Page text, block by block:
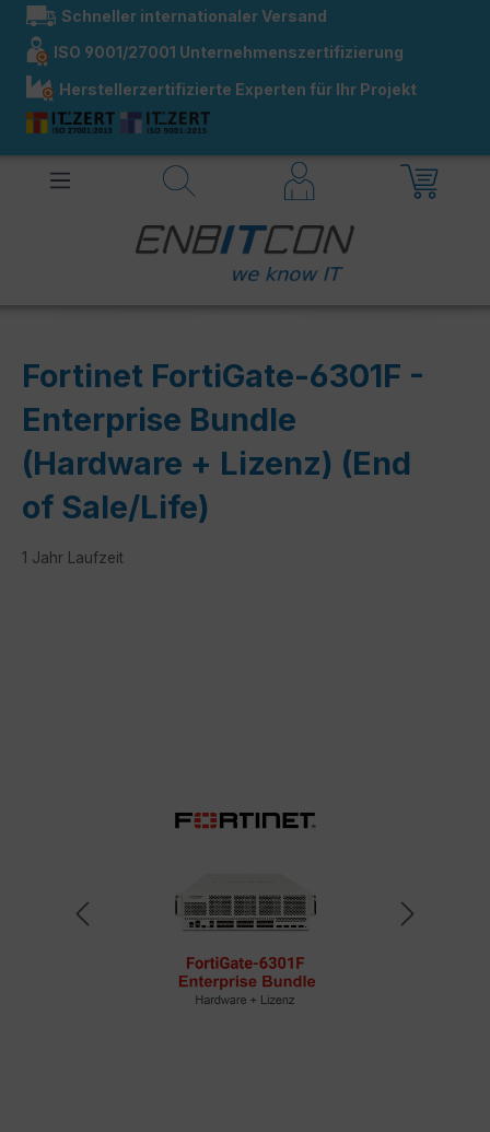
springen
Schneller internationaler Versand
ISO 9001/27001 Unternehmenszertifizierung
Herstellerzertifizierte Experten für Ihr Projekt
Fortinet FortiGate-6301F -
Enterprise Bundle
(Hardware + Lizenz) (End
of Sale/Life)
1 Jahr Laufzeit